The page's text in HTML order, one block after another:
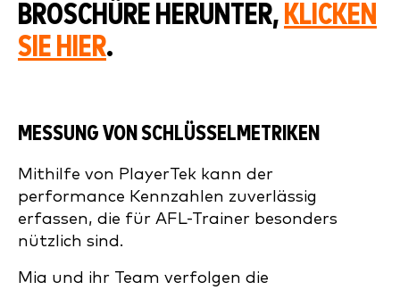
BROSCHÜRE HERUNTER, KLICKEN
SIE HIER.
MESSUNG VON SCHLÜSSELMETRIKEN
Mithilfe von PlayerTek kann der
performance Kennzahlen zuverlässig
erfassen, die für AFL-Trainer besonders
nützlich sind.
Mia und ihr Team verfolgen die